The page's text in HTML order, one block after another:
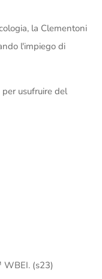
la Clementoni
l'impiego di
usufruire del
(s23)